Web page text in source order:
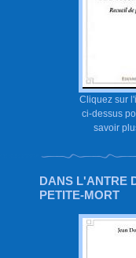
Cliquez sur
ci-dessus
savoir
DANS L'ANTRE
PETITE-MORT